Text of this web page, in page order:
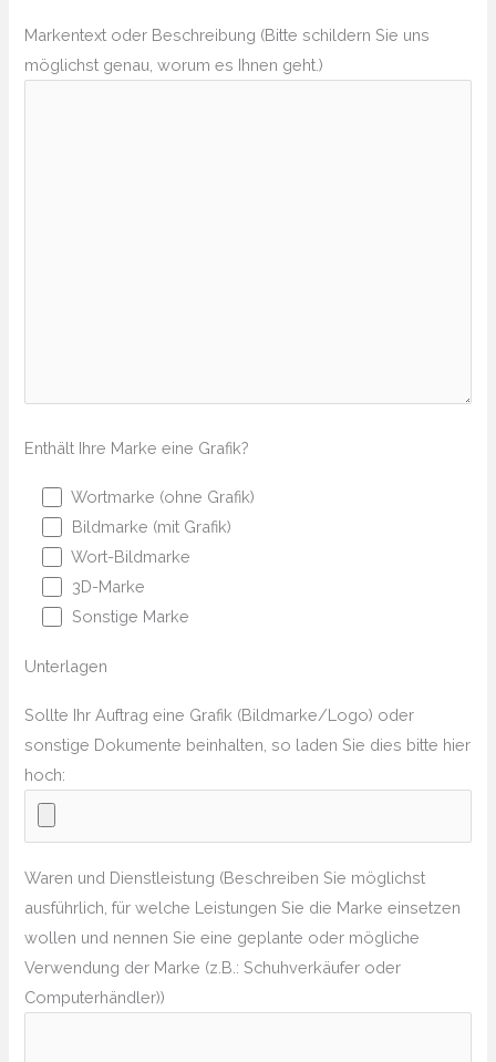
Markentext oder Beschreibung (Bitte schildern Sie uns
möglichst genau, worum es Ihnen geht.)
Enthält Ihre Marke eine Grafik?
Wortmarke (ohne Grafik)
Bildmarke (mit Grafik)
Wort-Bildmarke
3D-Marke
Sonstige Marke
Unterlagen
Sollte Ihr Auftrag eine Grafik (Bildmarke/Logo) oder
sonstige Dokumente beinhalten, so laden Sie dies bitte hier
hoch:
Waren und Dienstleistung (Beschreiben Sie möglichst
ausführlich, für welche Leistungen Sie die Marke einsetzen
wollen und nennen Sie eine geplante oder mögliche
Verwendung der Marke (z.B.: Schuhverkäufer oder
Computerhändler))